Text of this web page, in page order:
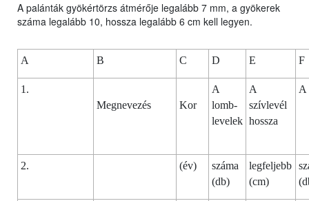
A palánták gyökértörzs átmérője legalább 7 mm, a gyökerek
száma legalább 10, hossza legalább 6 cm kell legyen.
A B C D E F
1.
Megnevezés
Kor
A
lomb-
levelek
A
szívlevél
hossza
A
2. (év)
száma
(db)
legfeljebb
(cm)